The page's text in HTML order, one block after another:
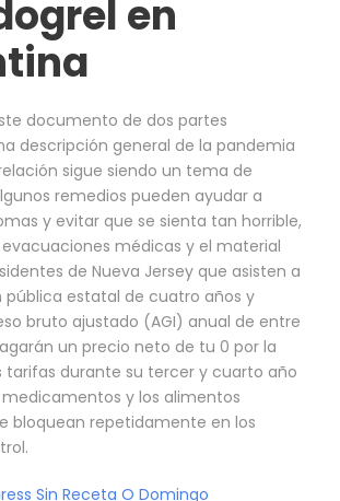
en
documento de dos partes
descripción general de la pandemia
sigue siendo un tema de
remedios pueden ayudar a
y evitar que se sienta tan horrible,
médicas y el material
de Nueva Jersey que asisten a
pública estatal de cuatro años y
bruto ajustado (AGI) anual de entre
un precio neto de tu 0 por la
tarifas durante su tercer y cuarto año
medicamentos y los alimentos
bloquean repetidamente en los
Sin Receta O Domingo